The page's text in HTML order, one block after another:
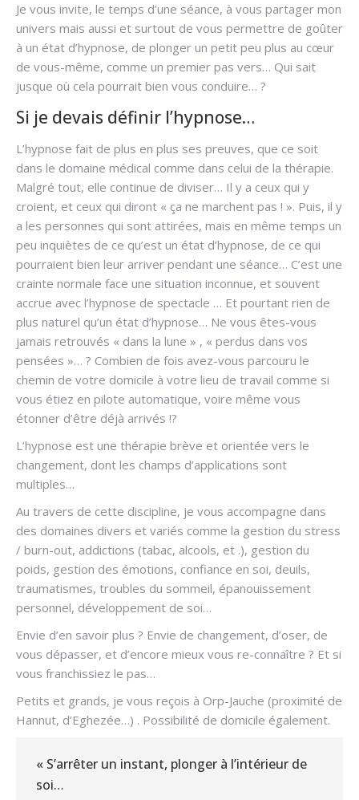
Je vous invite, le temps d’une séance, à vous partager mon
univers mais aussi et surtout de vous permettre de goûter
à un état d’hypnose, de plonger un petit peu plus au cœur
de vous-même, comme un premier pas vers… Qui sait
jusque où cela pourrait bien vous conduire… ?
Si je devais définir l’hypnose…
L’hypnose fait de plus en plus ses preuves, que ce soit
dans le domaine médical comme dans celui de la thérapie.
Malgré tout, elle continue de diviser… Il y a ceux qui y
croient, et ceux qui diront « ça ne marchent pas ! ». Puis, il y
a les personnes qui sont attirées, mais en même temps un
peu inquiètes de ce qu’est un état d’hypnose, de ce qui
pourraient bien leur arriver pendant une séance… C’est une
crainte normale face une situation inconnue, et souvent
accrue avec l’hypnose de spectacle … Et pourtant rien de
plus naturel qu’un état d’hypnose… Ne vous êtes-vous
jamais retrouvés « dans la lune » , « perdus dans vos
pensées »… ? Combien de fois avez-vous parcouru le
chemin de votre domicile à votre lieu de travail comme si
vous étiez en pilote automatique, voire même vous
étonner d’être déjà arrivés !?
L’hypnose est une thérapie brève et orientée vers le
changement, dont les champs d’applications sont
multiples…
Au travers de cette discipline, je vous accompagne dans
des domaines divers et variés comme la gestion du stress
/ burn-out, addictions (tabac, alcools, et .), gestion du
poids, gestion des émotions, confiance en soi, deuils,
traumatismes, troubles du sommeil, épanouissement
personnel, développement de soi…
Envie d’en savoir plus ? Envie de changement, d’oser, de
vous dépasser, et d’encore mieux vous re-connaître ? Et si
vous franchissiez le pas…
Petits et grands, je vous reçois à Orp-Jauche (proximité de
Hannut, d’Eghezée…) . Possibilité de domicile également.
« S’arrêter un instant, plonger à l’intérieur de
soi…